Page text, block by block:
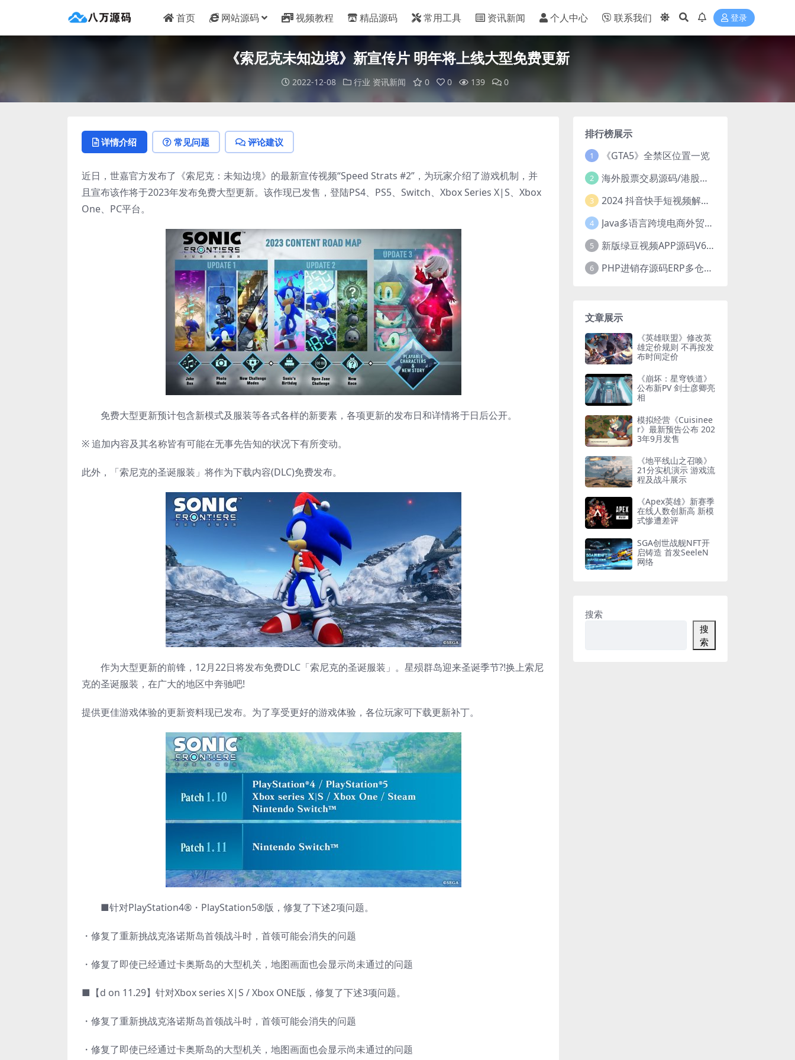
首页 网站源码 视频教程 精品源码 常用工具 资讯新闻 个人中心 联系我们 登录
《索尼克未知边境》新宣传片 明年将上线大型免费更新
2022-12-08 行业 资讯新闻 0 0 139 0
详情介绍 常见问题 评论建议
近日，世嘉官方发布了《索尼克：未知边境》的最新宣传视频“Speed Strats #2”，为玩家介绍了游戏机制，并
且宣布该作将于2023年发布免费大型更新。该作现已发售，登陆PS4、PS5、Switch、Xbox Series X|S、Xbox
One、PC平台。
免费大型更新预计包含新模式及服装等各式各样的新要素，各项更新的发布日和详情将于日后公开。
※ 追加内容及其名称皆有可能在无事先告知的状况下有所变动。
此外，「索尼克的圣诞服装」将作为下载内容(DLC)免费发布。
作为大型更新的前锋，12月22日将发布免费DLC「索尼克的圣诞服装」。星殒群岛迎来圣诞季节?!换上索尼
克的圣诞服装，在广大的地区中奔驰吧!
提供更佳游戏体验的更新资料现已发布。为了享受更好的游戏体验，各位玩家可下载更新补丁。
■针对PlayStation4®・PlayStation5®版，修复了下述2项问题。
・修复了重新挑战克洛诺斯岛首领战斗时，首领可能会消失的问题
・修复了即使已经通过卡奥斯岛的大型机关，地图画面也会显示尚未通过的问题
■【d on 11.29】针对Xbox series X|S / Xbox ONE版，修复了下述3项问题。
・修复了重新挑战克洛诺斯岛首领战斗时，首领可能会消失的问题
・修复了即使已经通过卡奥斯岛的大型机关，地图画面也会显示尚未通过的问题
排行榜展示
1 《GTA5》全禁区位置一览
2 海外股票交易源码/港股泰股/美股源码/印度股源码/马拉西亚股票源码/国际股票配资
3 2024 抖音快手短视频解析去水印php源码
4 Java多语言跨境电商外贸商城TikToKshop内嵌商城I商家入驻I一键铺
5 新版绿豆视频APP源码V6.6 免授权插件版
6 PHP进销存源码ERP多仓库管理系统 手机版进销存 php网络版进销存小程序
文章展示
《英雄联盟》修改英
雄定价规则 不再按发
布时间定价
《崩坏：星穹铁道》
公布新PV 剑士彦卿亮
相
模拟经营《Cuisinee
r》最新预告公布 202
3年9月发售
《地平线山之召唤》
21分实机演示 游戏流
程及战斗展示
《Apex英雄》新赛季
在线人数创新高 新模
式惨遭差评
SGA创世战舰NFT开
启铸造 首发SeeleN
网络
搜索
搜
索